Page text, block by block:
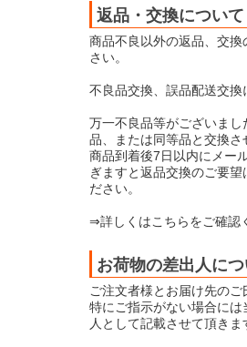
返品・交換について
商品不良以外の返品、交
さい。
不良品交換、誤品配送交
万一不良品等がございま
品、または同等品と交換
商品到着後7日以内にメー
ぎますと返品交換のご要
ださい。
⇒詳しくはこちらをご確認
お荷物の差出人に
ご注文者様とお届け先の
特にご指示がない場合に
人として記載させて頂きま